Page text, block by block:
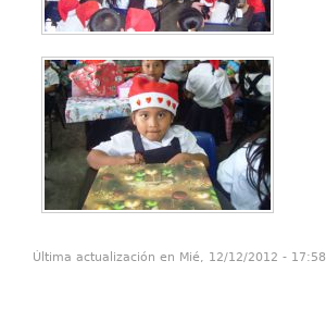
Última actualización en Mié, 12/12/2012 - 17:58